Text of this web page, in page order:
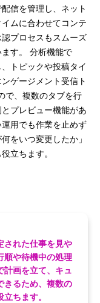
信を管理し、ネット
ムに合わせてコンテ
プロセスもスムーズ
す。 分析機能で
トピックや投稿タイ
ゲージメント受信ト
で、複数のタブを行
プレビュー機能があ
用でも作業を止めず
をいつ変更したか」
立ちます。
された仕事を見や
順や待機中の処理
計画を立て、キュ
きるため、複数の
ちます。